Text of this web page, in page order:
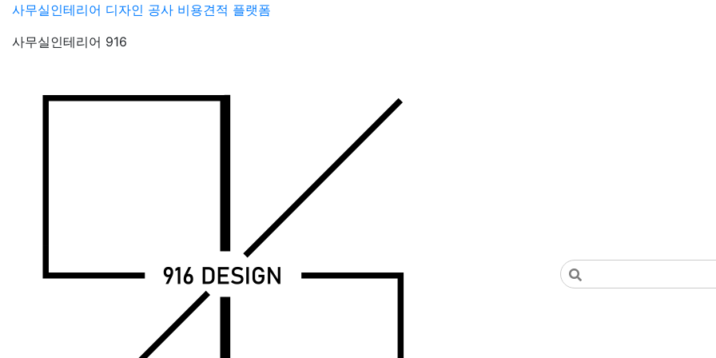
Skip
content
사무실인테리어 디자인 공사 비용견적 플랫폼
사무실인테리어 916